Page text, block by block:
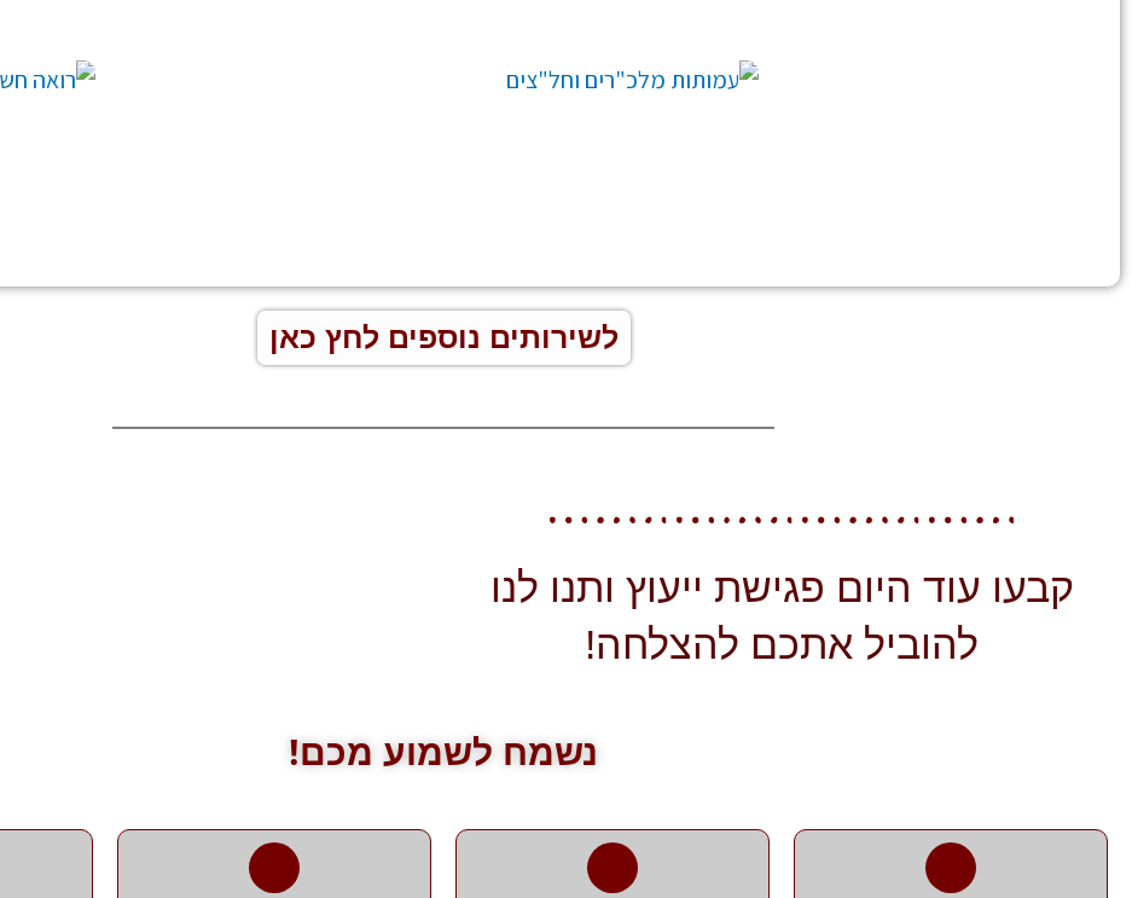
לשירותים נוספים לחץ כאן
קבעו עוד היום פגישת ייעוץ ותנו לנו
להוביל אתכם להצלחה!
נשמח לשמוע מכם!